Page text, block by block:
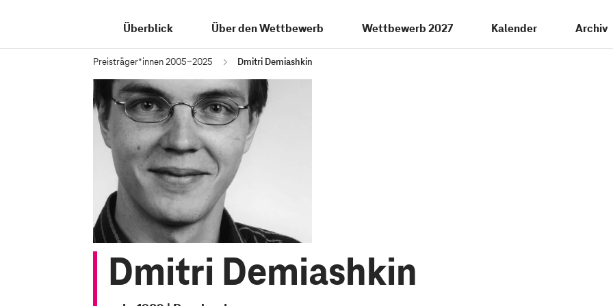
Überblick Über den Wettbewerb Wettbewerb 2027 Kalender Archiv
Preisträger*innen 2005-2025 Dmitri Demiashkin
Dmitri Demiashkin